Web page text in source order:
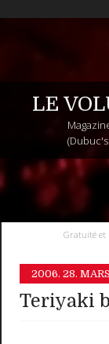
LE
Gratuité et
2006. 28. MARS
Teriyaki